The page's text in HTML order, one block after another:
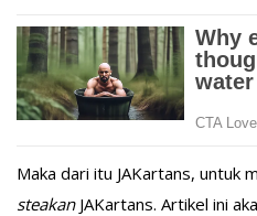
Maka dari itu JAKartans, untuk
steakan JAKartans. Artikel ini